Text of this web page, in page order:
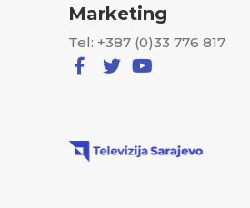
Marketing
Tel: +387 (0)33 776 817